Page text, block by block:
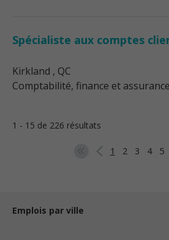
Spécialiste aux comptes
Kirkland , QC
Comptabilité, finance et assurance
1 - 15 de 226 résultats
1 2 3 4 5
Emplois par ville